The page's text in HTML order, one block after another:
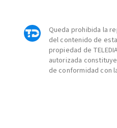
Queda prohibida la
del contenido de
propiedad de
autorizada
de conformidad con